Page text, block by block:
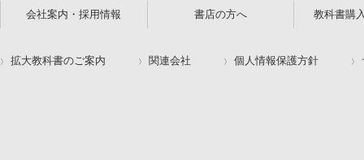
会社案内・採用情報 書店の方へ 教科書購
拡大教科書のご案内 関連会社 個人情報保護方針